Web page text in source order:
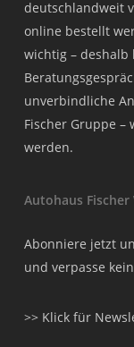
deutschlandweit
online bestellt
wichtig –
unverbindliche
Fischer Gruppe
werden.
Autohaus
Abonniere jetzt
und verpasse
>> Klick für